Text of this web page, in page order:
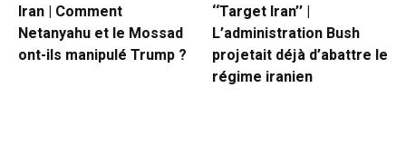
Iran | Comment
Netanyahu et le Mossad
ont-ils manipulé Trump ?
‘‘Target Iran’’ |
L’administration Bush
projetait déjà d’abattre le
régime iranien